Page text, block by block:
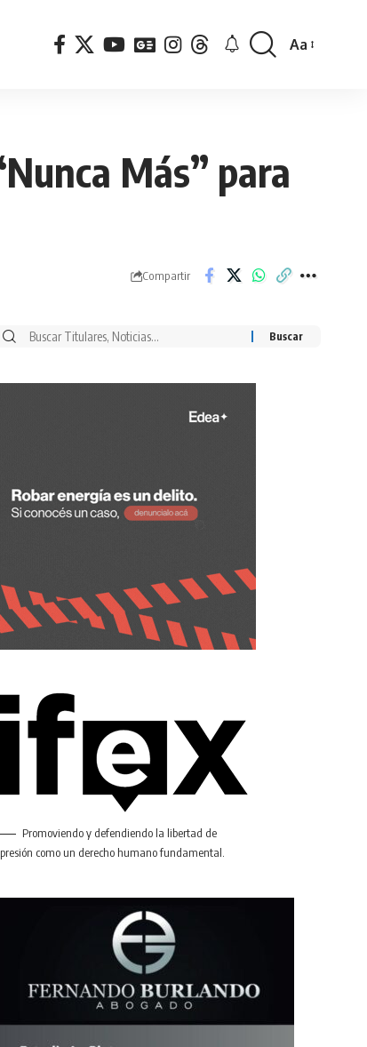
Font
Aa
Más” para
Compartir
Buscar
Promoviendo y defendiendo la libertad de
como un derecho humano fundamental.